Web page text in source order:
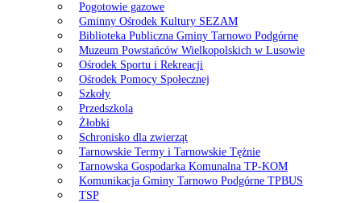
Pogotowie gazowe
Gminny Ośrodek Kultury SEZAM
Biblioteka Publiczna Gminy Tarnowo Podgórne
Muzeum Powstańców Wielkopolskich w Lusowie
Ośrodek Sportu i Rekreacji
Ośrodek Pomocy Społecznej
Szkoły
Przedszkola
Żłobki
Schronisko dla zwierząt
Tarnowskie Termy i Tarnowskie Tężnie
Tarnowska Gospodarka Komunalna TP-KOM
Komunikacja Gminy Tarnowo Podgórne TPBUS
TSP